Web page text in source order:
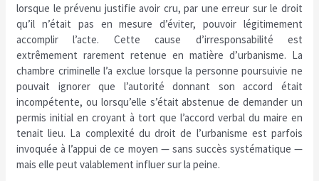
lorsque le prévenu justifie avoir cru, par une erreur sur le droit
qu’il n’était pas en mesure d’éviter, pouvoir légitimement
accomplir l’acte. Cette cause d’irresponsabilité est
extrêmement rarement retenue en matière d’urbanisme. La
chambre criminelle l’a exclue lorsque la personne poursuivie ne
pouvait ignorer que l’autorité donnant son accord était
incompétente, ou lorsqu’elle s’était abstenue de demander un
permis initial en croyant à tort que l’accord verbal du maire en
tenait lieu. La complexité du droit de l’urbanisme est parfois
invoquée à l’appui de ce moyen — sans succès systématique —
mais elle peut valablement influer sur la peine.